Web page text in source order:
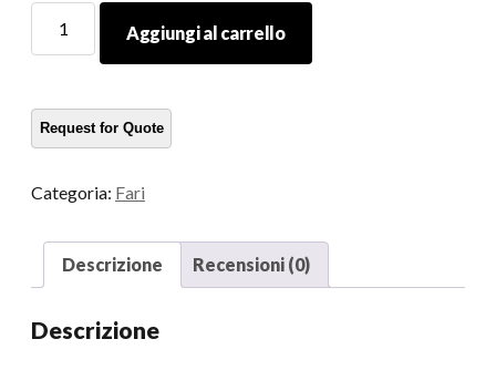
per
07-
Jeep
Wrangler
Dot
Aggiungi al carrello
Categoria: Fari
Descrizione Recensioni (0)
Descrizione